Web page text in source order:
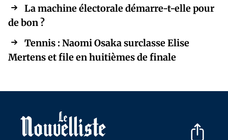
La machine électorale démarre-t-elle pour
de bon ?
Tennis : Naomi Osaka surclasse Elise
Mertens et file en huitièmes de finale